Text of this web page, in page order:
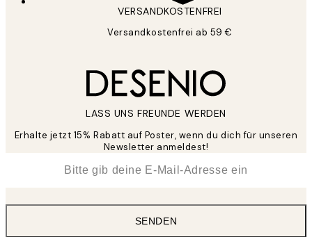
VERSANDKOSTENFREI
Versandkostenfrei ab 59 €
LASS UNS FREUNDE WERDEN
Erhalte jetzt 15% Rabatt auf Poster, wenn du dich für unseren
Newsletter anmeldest!
SENDEN